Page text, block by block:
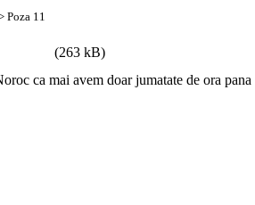
Poza 11
(263 kB)
ca mai avem doar jumatate de ora